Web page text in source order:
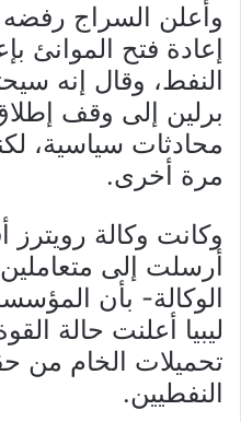
وأعلن السراج
إعادة فتح الموانئ
النفط، وقال إنه
برلين إلى وقف
محادثات سياسية،
مرة أخرى.
وكانت وكالة رويترز
أرسلت إلى
الوكالة- بأن
ليبيا أعلنت حالة
تحميلات الخام من
النفطيين.